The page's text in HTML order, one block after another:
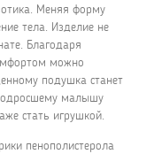
Меняя форму
тела. Изделие не
Благодаря
можно
подушка станет
малышу
стать игрушкой.
пенополистерола